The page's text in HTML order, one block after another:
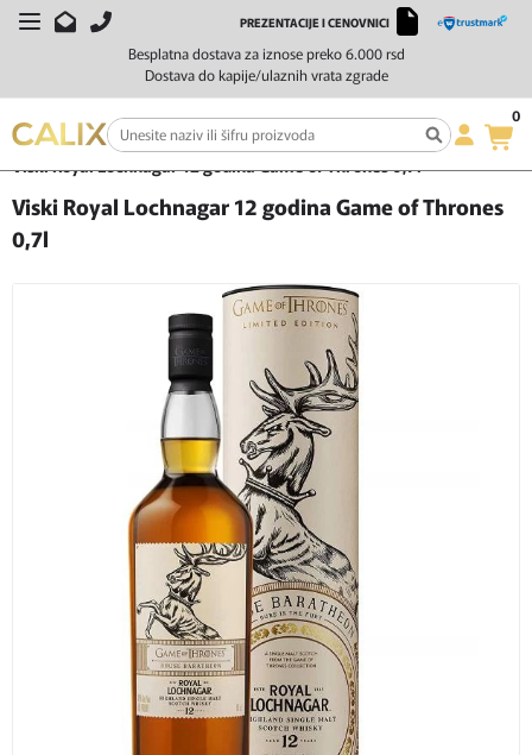
Besplatna dostava za iznose preko 6.000 rsd
Dostava do kapije/ulaznih vrata zgrade
PREZENTACIJE I CENOVNICI
0
Početna Žestoka pića
Viski
Viski Royal Lochnagar 12 godina Game of Thrones 0,7l
Viski Royal Lochnagar 12 godina Game of Thrones
0,7l